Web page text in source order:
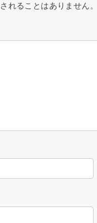
れることはありません